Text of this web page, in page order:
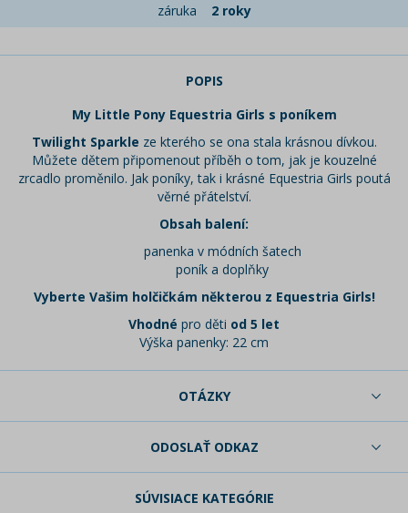
záruka
2 roky
POPIS
My Little Pony Equestria Girls s poníkem
Twilight Sparkle ze kterého se ona stala krásnou dívkou.
Můžete dětem připomenout příběh o tom, jak je kouzelné
zrcadlo proměnilo. Jak poníky, tak i krásné Equestria Girls poutá
věrné přátelství.
Obsah balení:
panenka v módních šatech
poník a doplňky
Vyberte Vašim holčičkám některou z Equestria Girls!
Vhodné pro děti od 5 let
Výška panenky: 22 cm
OTÁZKY
ODOSLAŤ ODKAZ
SÚVISIACE KATEGÓRIE